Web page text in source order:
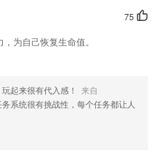
常详细，可以让用户对课程的内容
学习整个课程
孩子的成长打下良好的基础
板
文件处理，提高教职员工工作效
以随时模拟各种技能的真实考试
了什么?
75
为自己恢复生命值。
起来很有代入感！
来自
系统很有挑战性，每个任务都让人